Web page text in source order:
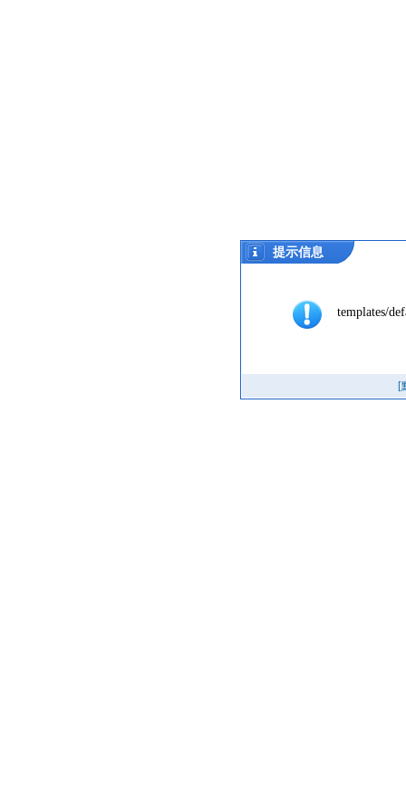
提示信息
templates/
[